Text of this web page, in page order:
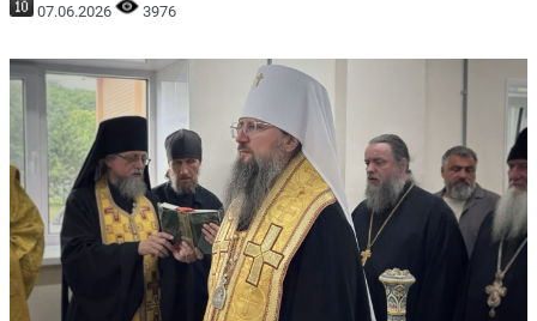
07.06.2026 3976